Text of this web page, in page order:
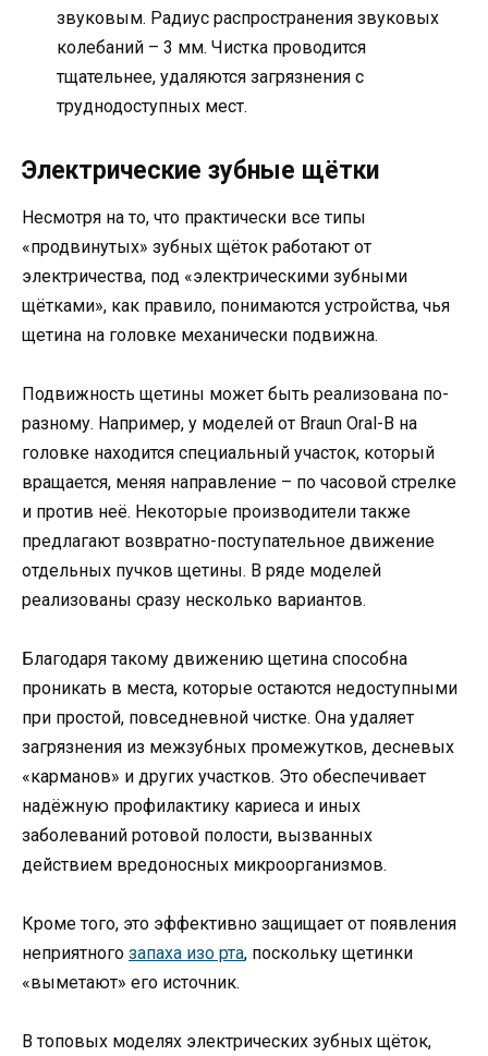
звуковым. Радиус распространения звуковых
колебаний – 3 мм. Чистка проводится
тщательнее, удаляются загрязнения с
труднодоступных мест.
Электрические зубные щётки
Несмотря на то, что практически все типы
«продвинутых» зубных щёток работают от
электричества, под «электрическими зубными
щётками», как правило, понимаются устройства, чья
щетина на головке механически подвижна.
Подвижность щетины может быть реализована по-
разному. Например, у моделей от Braun Oral-B на
головке находится специальный участок, который
вращается, меняя направление – по часовой стрелке
и против неё. Некоторые производители также
предлагают возвратно-поступательное движение
отдельных пучков щетины. В ряде моделей
реализованы сразу несколько вариантов.
Благодаря такому движению щетина способна
проникать в места, которые остаются недоступными
при простой, повседневной чистке. Она удаляет
загрязнения из межзубных промежутков, десневых
«карманов» и других участков. Это обеспечивает
надёжную профилактику кариеса и иных
заболеваний ротовой полости, вызванных
действием вредоносных микроорганизмов.
Кроме того, это эффективно защищает от появления
неприятного запаха изо рта, поскольку щетинки
«выметают» его источник.
В топовых моделях электрических зубных щёток,